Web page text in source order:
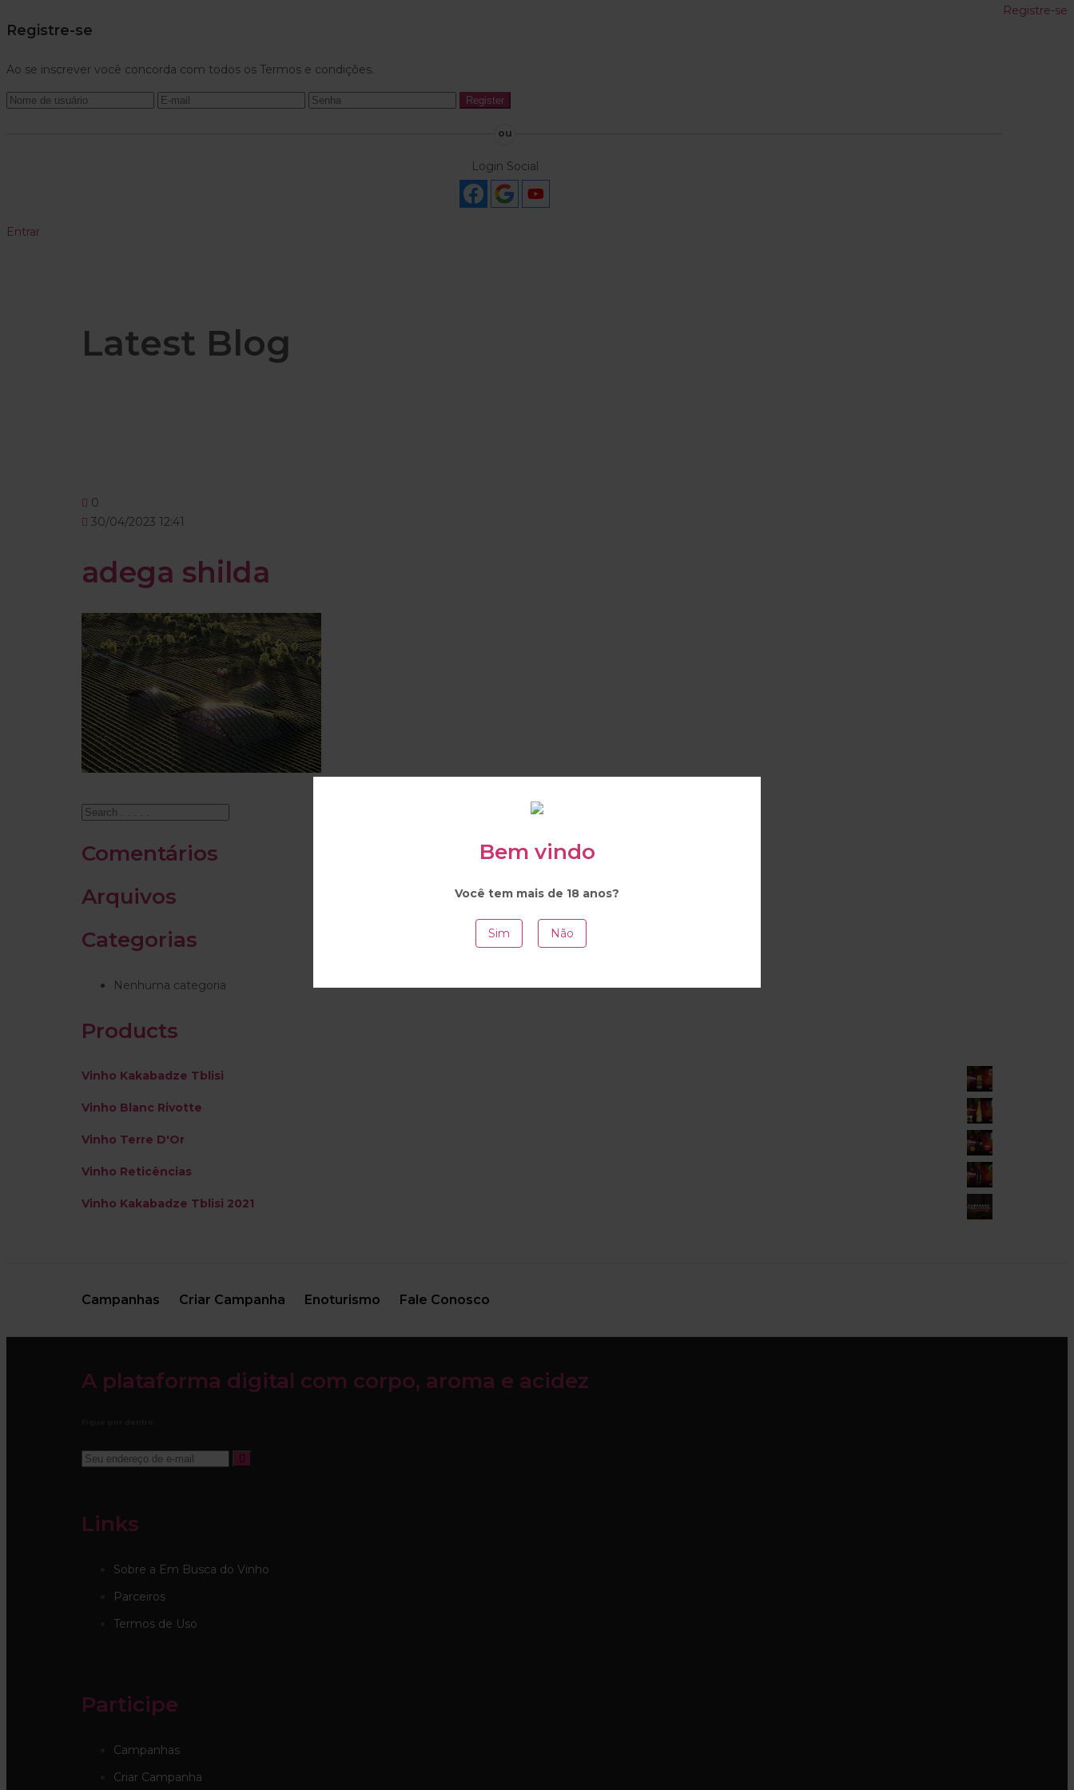
Bem vindo
Você tem mais de 18 anos?
Sim Não
Registre-se
Registre-se
Ao se inscrever você concorda com todos os Termos e condições.
ou
Login Social
Entrar
Latest Blog
0
30/04/2023 12:41
adega shilda
Comentários
Arquivos
Categorias
Nenhuma categoria
Products
Vinho Kakabadze Tblisi
Vinho Blanc Rivotte
Vinho Terre D'Or
Vinho Reticências
Vinho Kakabadze Tblisi 2021
Campanhas Criar Campanha Enoturismo Fale Conosco
A plataforma digital com corpo, aroma e acidez
Links
Sobre a Em Busca do Vinho
Parceiros
Termos de Uso
Participe
Campanhas
Criar Campanha